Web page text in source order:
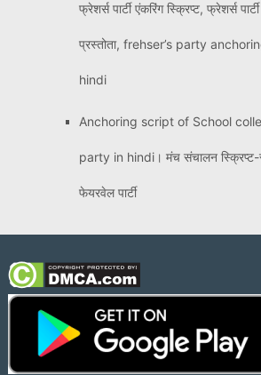
फ्रेशर्स पार्टी एंकरिंग स्क्रिप्ट, फ्रेशर्स
प्रस्तोता, frehser’s party
hindi
Anchoring script of School
party in hindi। मंच संचालन
फेयरवेल पार्टी